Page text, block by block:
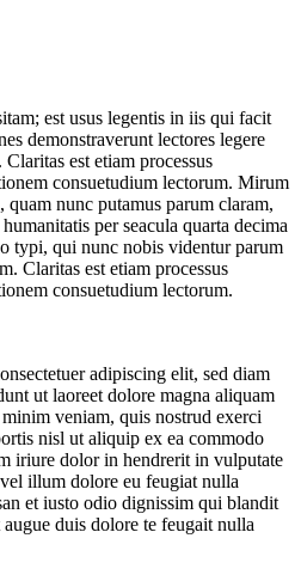
est usus legentis in iis qui facit
demonstraverunt lectores legere
est etiam processus
consuetudium lectorum. Mirum
quam nunc putamus parum claram,
per seacula quarta decima
typi, qui nunc nobis videntur parum
Claritas est etiam processus
consuetudium lectorum.
adipiscing elit, sed diam
ut laoreet dolore magna aliquam
veniam, quis nostrud exerci
nisl ut aliquip ex ea commodo
iriure dolor in hendrerit in vulputate
illum dolore eu feugiat nulla
et iusto odio dignissim qui blandit
duis dolore te feugait nulla